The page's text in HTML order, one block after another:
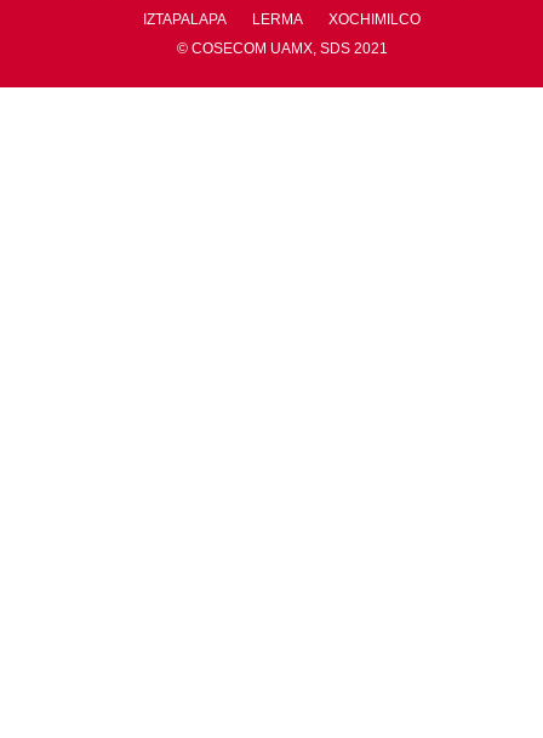
IZTAPALAPA
LERMA
XOCHIMILCO
© COSECOM UAMX, SDS 2021